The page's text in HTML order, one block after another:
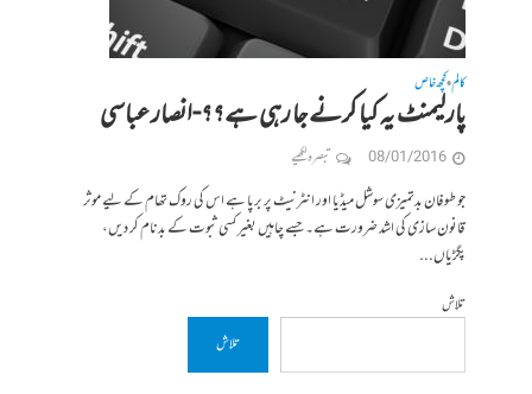
کالم•کچھ خاص
پارلیمنٹ یہ کیا کرنے جا رہی ہے؟؟-انصار عباسی
08/01/2016 تبصرہ لکھیے
جو طوفان بدتمیزی سوشل میڈیا اور انٹرنیٹ پر برپا ہے اس کی روک تھام کے لیے موثر
قانون سازی کی اشد ضرورت ہے۔ جسے چاہیں بغیر کسی ثبوت کے بدنام کر دیں،
پگڑیاں...
تلاش
تلاش